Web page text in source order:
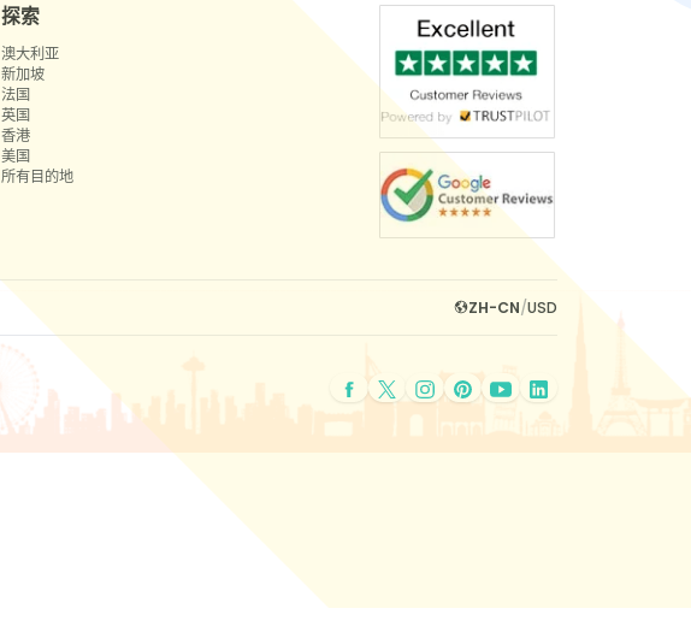
探索
澳大利亚
新加坡
法国
英国
香港
美国
所有目的地
ZH-CN/USD